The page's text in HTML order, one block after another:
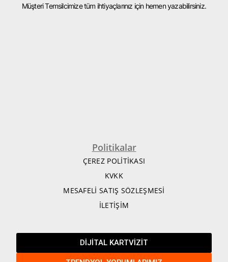
Müşteri Temsilcimize tüm ihtiyaçlarınız için hemen yazabilirsiniz.
Politikalar
ÇEREZ POLİTİKASI
KVKK
MESAFELİ SATIŞ SÖZLEŞMESİ
İLETİŞİM
DİJİTAL KARTVİZİT